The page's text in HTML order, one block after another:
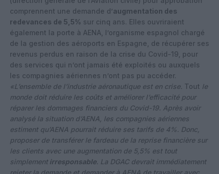
comprennent une demande d’augmentation des
redevances de 5,5% sur cinq ans. Elles ouvriraient
également la porte à AENA, l’organisme espagnol chargé
de la gestion des aéroports en Espagne, de récupérer ses
revenus perdus en raison de la crise du Covid-19, pour
des services qui n’ont jamais été exploités ou auxquels
les compagnies aériennes n’ont pas pu accéder.
«L’ensemble de l’industrie aéronautique est en crise. Tout le
monde doit réduire les coûts et améliorer l’efficacité pour
réparer les dommages financiers du Covid-19. Après avoir
analysé la situation d’AENA, les compagnies aériennes
estiment qu’AENA pourrait réduire ses tarifs de 4%. Donc,
proposer de transférer le fardeau de la reprise financière sur
les clients avec une augmentation de 5,5% est tout
simplement irresponsable. La DGAC devrait immédiatement
rejeter la demande et demander à AENA de travailler avec